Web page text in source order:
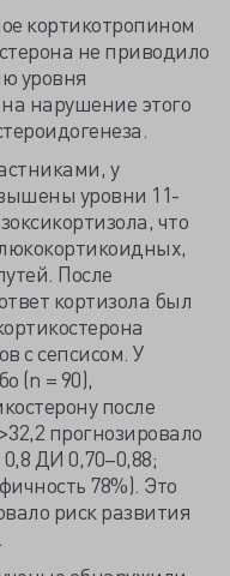
кортикотропином
не приводило
уровня
нарушение этого
у
уровни 11-
что
После
кортизола был
с сепсисом. У
(n = 90),
после
прогнозировало
ДИ 0,70–0,88;
78%). Это
риск развития